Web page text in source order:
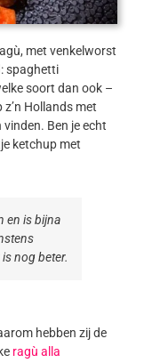
met venkelworst
spaghetti
soort dan ook –
Hollands met
Ben je echt
ketchup met
en is bijna
nog beter.
hebben zij de
ragù alla